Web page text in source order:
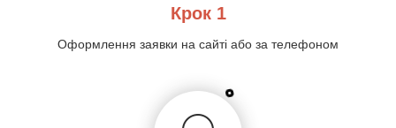
Крок 1
Оформлення заявки на сайті або за телефоном